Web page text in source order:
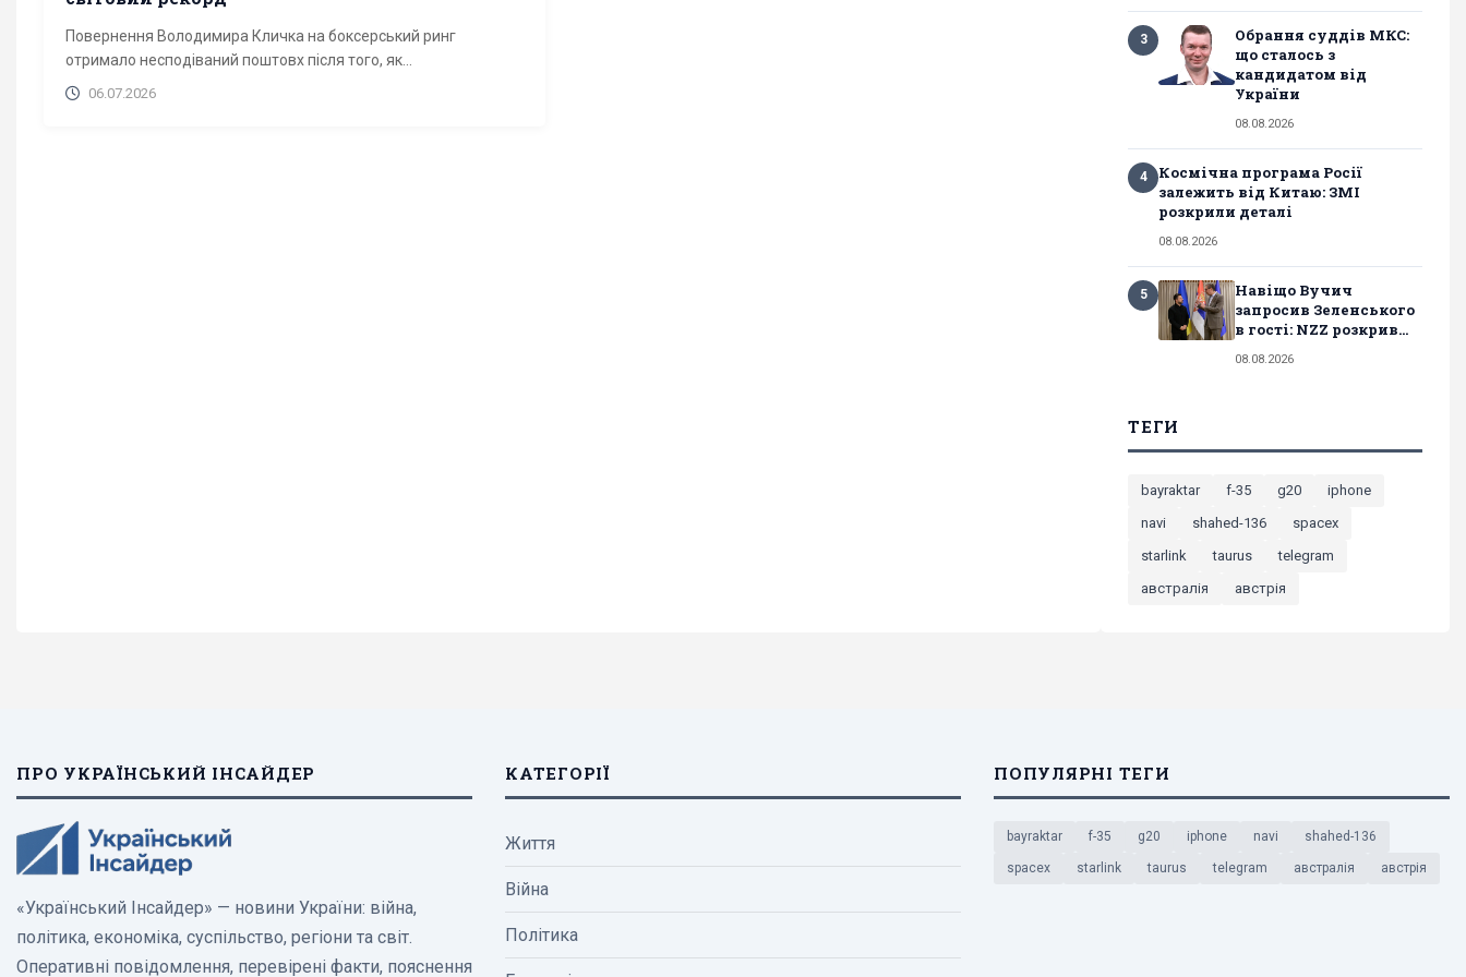
Повернення Володимира Кличка на боксерський ринг
отримало несподіваний поштовх після того, як...
06.07.2026
3
Обрання суддів МКС:
що сталось з
кандидатом від
України
08.08.2026
4
Космічна програма Росії
залежить від Китаю: ЗМІ
розкрили деталі
08.08.2026
5
Навіщо Вучич
запросив Зеленського
в гості: NZZ розкрив...
08.08.2026
ТЕГИ
bayraktar f-35 g20
iphone
navi
shahed-136
spacex
starlink
taurus
telegram
австралія
австрія
ПРО УКРАЇНСЬКИЙ ІНСАЙДЕР
«Український Інсайдер» — новини України: війна,
політика, економіка, суспільство, регіони та світ.
Оперативні повідомлення, перевірені факти, пояснення
КАТЕГОРІЇ
Життя
Війна
Політика
ПОПУЛЯРНІ ТЕГИ
bayraktar f-35 g20 iphone navi shahed-136
spacex starlink taurus telegram австралія австрія